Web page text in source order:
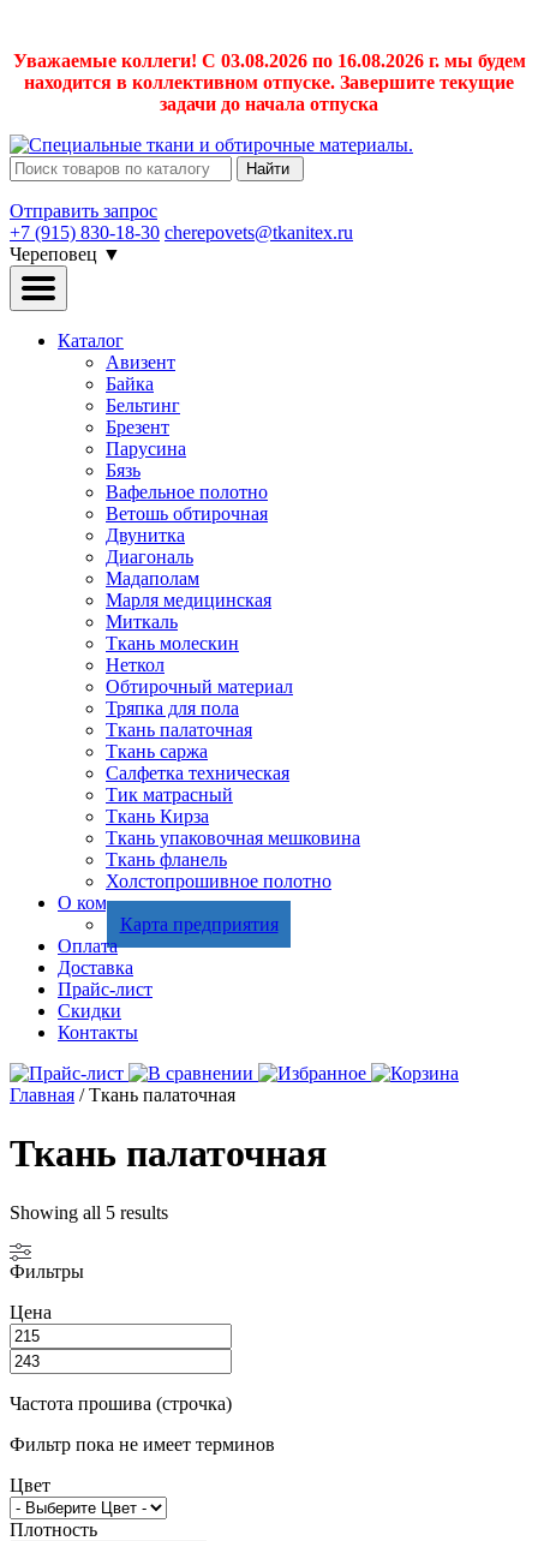
Уважаемые коллеги! С 03.08.2026 по 16.08.2026 г. мы будем
находится в коллективном отпуске. Завершите текущие
задачи до начала отпуска
Найти
Отправить запрос
+7 (915) 830-18-30 cherepovets@tkanitex.ru
Череповец ▼
Каталог
Авизент
Байка
Бельтинг
Брезент
Парусина
Бязь
Вафельное полотно
Ветошь обтирочная
Двунитка
Диагональ
Мадаполам
Марля медицинская
Миткаль
Ткань молескин
Неткол
Обтирочный материал
Тряпка для пола
Ткань палаточная
Ткань саржа
Салфетка техническая
Тик матрасный
Ткань Кирза
Ткань упаковочная мешковина
Ткань фланель
Холстопрошивное полотно
О компании
Карта предприятия
Оплата
Доставка
Прайс-лист
Скидки
Контакты
Главная / Ткань палаточная
Ткань палаточная
Showing all 5 results
Фильтры
Цена
Частота прошива (строчка)
Фильтр пока не имеет терминов
Цвет
Плотность